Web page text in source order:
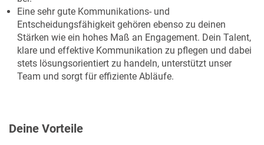
Eine sehr gute Kommunikations- und
Entscheidungsfähigkeit gehören ebenso zu deinen
Stärken wie ein hohes Maß an Engagement. Dein Talent,
klare und effektive Kommunikation zu pflegen und dabei
stets lösungsorientiert zu handeln, unterstützt unser
Team und sorgt für effiziente Abläufe.
Deine Vorteile